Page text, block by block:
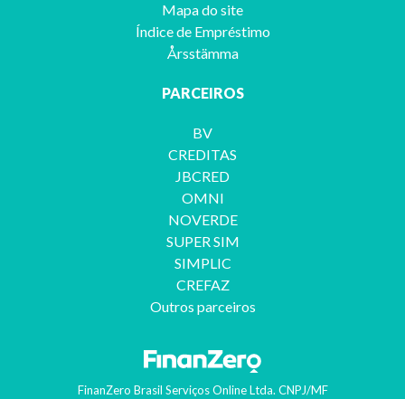
Mapa do site
Índice de Empréstimo
Årsstämma
PARCEIROS
BV
CREDITAS
JBCRED
OMNI
NOVERDE
SUPER SIM
SIMPLIC
CREFAZ
Outros parceiros
FinanZero Brasil Serviços Online Ltda. CNPJ/MF